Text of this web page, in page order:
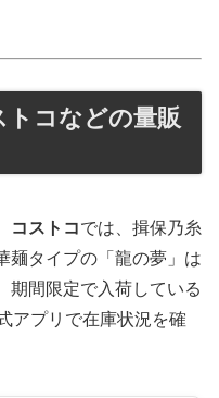
トコなどの量販
コストコでは、揖保乃糸
麺タイプの「龍の夢」は
期間限定で入荷している
アプリで在庫状況を確